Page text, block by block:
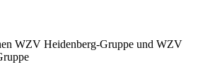
WZV Heidenberg-Gruppe und WZV